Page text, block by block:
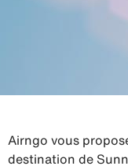
Airngo vous
destination de